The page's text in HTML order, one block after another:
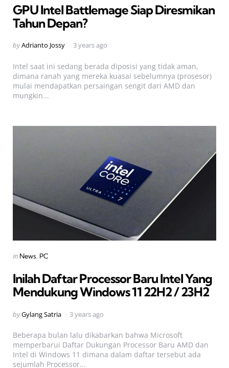
GPU Intel Battlemage Siap Diresmikan
Tahun Depan?
Posted
byAdrianto Jossy 3 years ago
Intel saat ini sedang berada diposisi yang tidak aman,
dimana ranah yang mereka kuasai sebelumnya (prosesor)
mulai mendapatkan persaingan sengit dari AMD dan
mungkin...
Categories
Posted
in News PC
Inilah Daftar Processor Baru Intel Yang
Mendukung Windows 11 22H2 / 23H2
Posted
byGylang Satria 3 years ago
Beberapa bulan lalu dikabarkan bahwa Microsoft
memperbarui Daftar Dukungan Processor Baru AMD dan
Intel di Windows 11 dimana dalam daftar tersebut ada
sejumlah Processor...